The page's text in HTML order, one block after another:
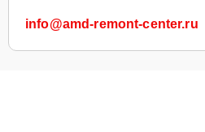
info@amd-remont-center.ru